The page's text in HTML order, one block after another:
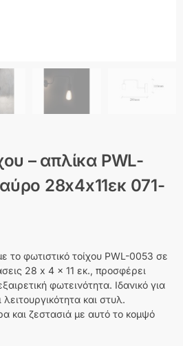
– απλίκα PWL-
28x4x11εκ 071-
το φωτιστικό τοίχου PWL-0053 σε
28 x 4 x 11 εκ., προσφέρει
φωτεινότητα. Ιδανικό για
και στυλ.
και ζεστασιά με αυτό το κομψό